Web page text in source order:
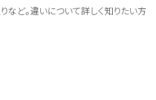
など。違いについて詳しく知りたい方